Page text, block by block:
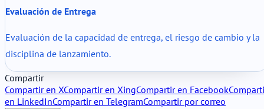
Evaluación de Entrega
Evaluación de la capacidad de entrega, el riesgo de cambio y la
disciplina de lanzamiento.
Compartir
Compartir en XCompartir en XingCompartir en Facebook
en LinkedInCompartir en TelegramCompartir por correo